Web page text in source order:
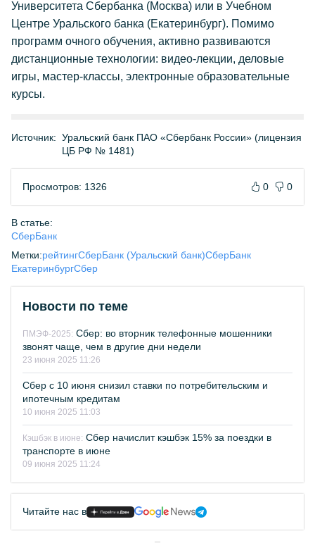
Университета Сбербанка (Москва) или в Учебном
Центре Уральского банка (Екатеринбург). Помимо
программ очного обучения, активно развиваются
дистанционные технологии: видео-лекции, деловые
игры, мастер-классы, электронные образовательные
курсы.
Источник: Уральский банк ПАО «Сбербанк России» (лицензия
ЦБ РФ № 1481)
Просмотров: 1326 0 0
В статье:
СберБанк
Метки:рейтингСберБанк (Уральский банк)СберБанк
ЕкатеринбургСбер
Новости по теме
ПМЭФ-2025: Сбер: во вторник телефонные мошенники
звонят чаще, чем в другие дни недели
23 июня 2025 11:26
Сбер с 10 июня снизил ставки по потребительским и
ипотечным кредитам
10 июня 2025 11:03
Кэшбэк в июне: Сбер начислит кэшбэк 15% за поездки в
транспорте в июне
09 июня 2025 11:24
Читайте нас в